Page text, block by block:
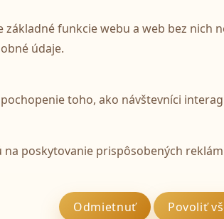
funkcie webu a web bez nich
údaje.
toho, ako návštevníci
poskytovanie prispôsobených
Odmietnuť Povoliť